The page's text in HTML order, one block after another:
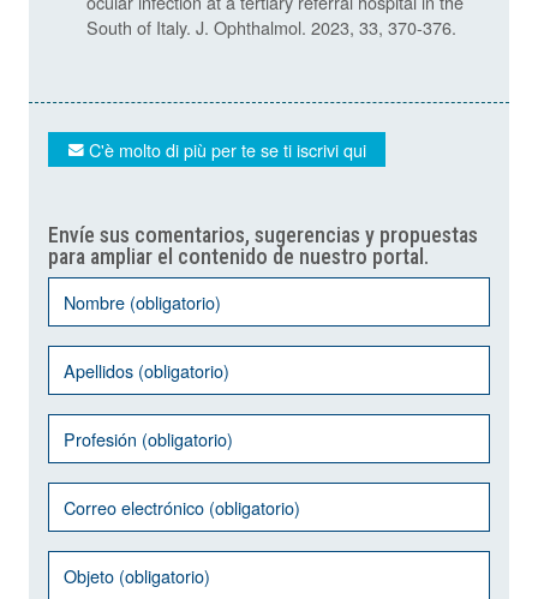
South of Italy. J. Ophthalmol. 2023, 33, 370-376.
C'è molto di più per te se ti iscrivi qui
Envíe sus comentarios, sugerencias y propuestas
para ampliar el contenido de nuestro portal.